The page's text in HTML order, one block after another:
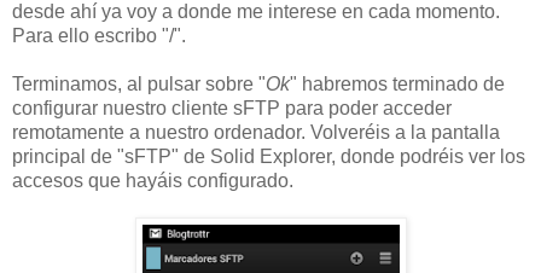
desde ahí ya voy a donde me interese en cada momento.
Para ello escribo "/".
Terminamos, al pulsar sobre "Ok" habremos terminado de
configurar nuestro cliente sFTP para poder acceder
remotamente a nuestro ordenador. Volveréis a la pantalla
principal de "sFTP" de Solid Explorer, donde podréis ver los
accesos que hayáis configurado.